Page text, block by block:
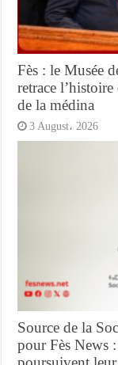
Fès : le Musée
retrace
de la médina
3 August، 2026
Source de la
pour Fès News